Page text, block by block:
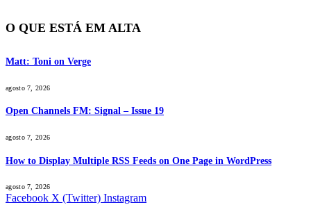
O QUE ESTÁ EM ALTA
Matt: Toni on Verge
agosto 7, 2026
Open Channels FM: Signal – Issue 19
agosto 7, 2026
How to Display Multiple RSS Feeds on One Page in WordPress
agosto 7, 2026
Facebook X (Twitter) Instagram